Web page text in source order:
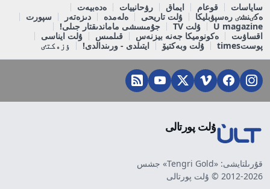
ساياسات قوعام ايماق رۋحانييات
ەدەبيەت
ەكٸنشٸ رەسپۋبليكا
ۇلت تاريحى ەلەمدە دىزەتەر
سپورت
U magazine
ۇلت TV
جۇمىسشى ماماندىقتار جىلى!
اقساۋىت
ەكونوميكا جەنە بيزنەس قىلمىس
ۇلت ايناسى
پوستtimes
ۇلت وبەكتيۆ ايتىلدى - ورىندالدى! ٶزەكتٸ
ۇلت پورتالى
قۇرىلتايشى: «Tengri Gold» جشس
2012-2026 © ۇلت پورتالى